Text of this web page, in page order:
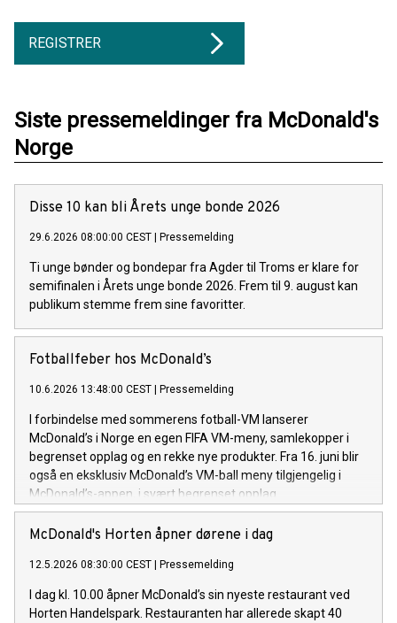
REGISTRER
Siste pressemeldinger fra McDonald's
Norge
Disse 10 kan bli Årets unge bonde 2026
29.6.2026 08:00:00 CEST | Pressemelding
Ti unge bønder og bondepar fra Agder til Troms er klare for
semifinalen i Årets unge bonde 2026. Frem til 9. august kan
publikum stemme frem sine favoritter.
Fotballfeber hos McDonald’s
10.6.2026 13:48:00 CEST | Pressemelding
I forbindelse med sommerens fotball-VM lanserer
McDonald’s i Norge en egen FIFA VM-meny, samlekopper i
begrenset opplag og en rekke nye produkter. Fra 16. juni blir
også en eksklusiv McDonald’s VM-ball meny tilgjengelig i
McDonald’s-appen, i svært begrenset opplag.
McDonald's Horten åpner dørene i dag
12.5.2026 08:30:00 CEST | Pressemelding
I dag kl. 10.00 åpner McDonald’s sin nyeste restaurant ved
Horten Handelspark. Restauranten har allerede skapt 40